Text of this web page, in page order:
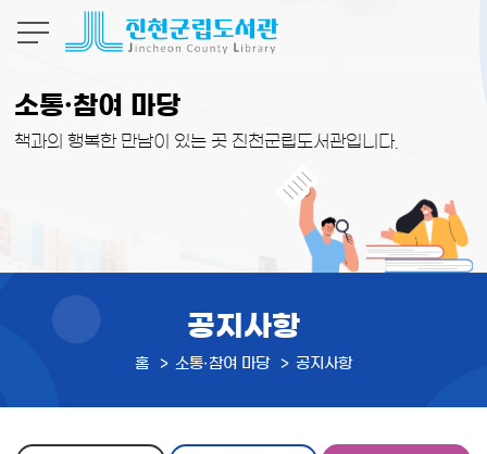
소통·참여 마당
책과의 행복한 만남이 있는 곳 진천군립도서관입니다.
공지사항
홈 소통·참여 마당 공지사항